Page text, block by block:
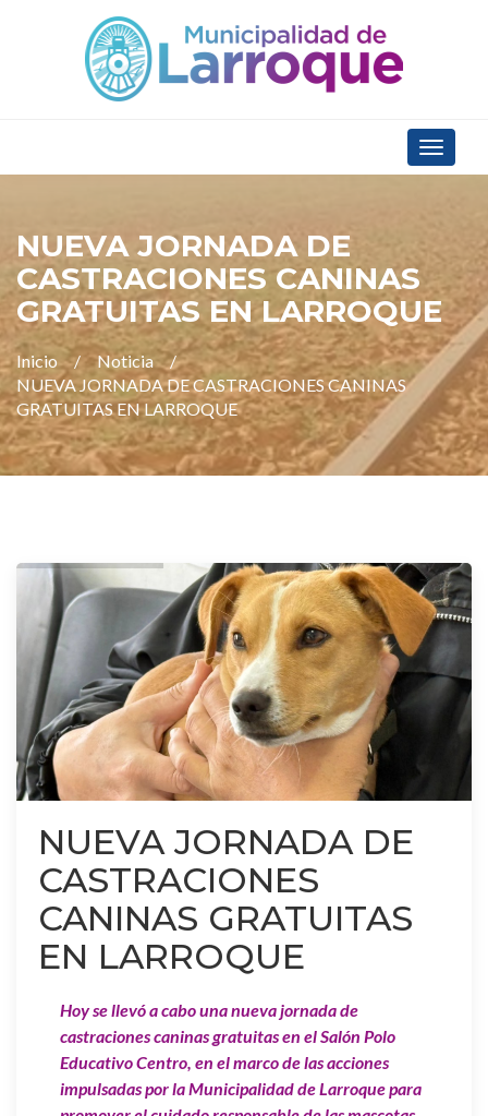
Toggle
NUEVA JORNADA DE
CASTRACIONES CANINAS
GRATUITAS EN LARROQUE
Inicio
Noticia
NUEVA JORNADA DE CASTRACIONES CANINAS
GRATUITAS EN LARROQUE
NUEVA JORNADA DE
CASTRACIONES
CANINAS GRATUITAS
EN LARROQUE
Hoy se llevó a cabo una nueva jornada de
castraciones caninas gratuitas en el Salón Polo
Educativo Centro, en el marco de las acciones
impulsadas por la Municipalidad de Larroque para